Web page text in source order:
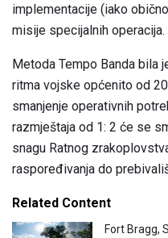
implementacije (iako
misije specijalnih operacija.
Metoda Tempo Banda bila
ritma vojske općenito od
smanjenje operativnih
razmještaja od 1: 2 će se
snagu Ratnog
raspoređivanja do
Related Content
Fort Bragg,